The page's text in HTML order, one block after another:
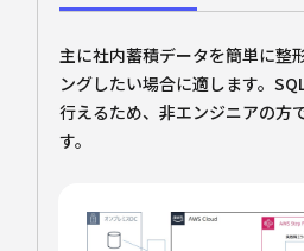
主に社内蓄積データを簡単に整
ングしたい場合に適します。
行えるため、非エンジニアの方
す。